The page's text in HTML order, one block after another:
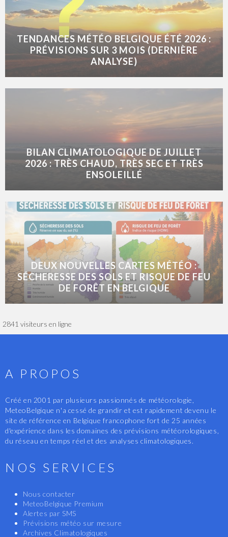
TENDANCES MÉTÉO BELGIQUE ÉTÉ 2026 :
PRÉVISIONS SUR 3 MOIS (DERNIÈRE
ANALYSE)
BILAN CLIMATOLOGIQUE DE JUILLET
2026 : TRÈS CHAUD, TRÈS SEC ET TRÈS
ENSOLEILLÉ
DEUX NOUVELLES CARTES MÉTÉO :
SÉCHERESSE DES SOLS ET RISQUE DE FEU
DE FORÊT EN BELGIQUE
2841 visiteurs en ligne
A PROPOS
Créé en 2001 par plusieurs passionnés de météorologie,
MeteoBelgique n'a cessé de grandir et est rapidement devenu le
site de référence en Belgique francophone fort de 25 années
d'expérience dans les domaines des prévisions météorologiques,
du réseau en temps réel et des analyses climatologiques.
NOS SERVICES
Nous contacter
MeteoBelgique Premium
Alertes par SMS
Prévisions météo sur mesure
Archives Climatologiques